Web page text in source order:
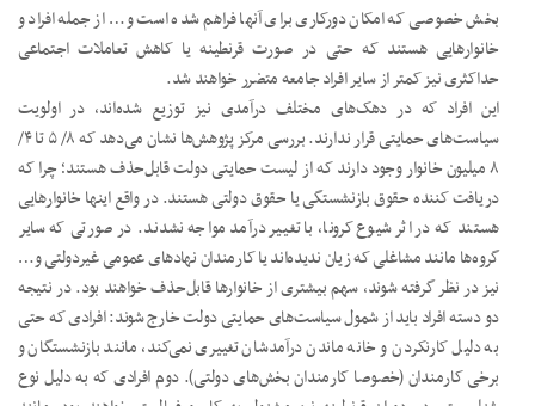
بخش خصوصی که امکان دورکاری برای آنها فراهم شده است و… از جمله افراد و
خانوارهایی هستند که حتی در صورت قرنطینه یا کاهش تعاملات اجتماعی
حداکثری نیز کمتر از سایر افراد جامعه متضرر خواهند شد.
این افراد که در دهک‌های مختلف درآمدی نیز توزیع شده‌اند، در اولویت
سیاست‌های حمایتی قرار ندارند. بررسی مرکز پژوهش‌ها نشان می‌دهد که ۸/ ۵ تا ۴/
۸ میلیون خانوار وجود دارند که از لیست حمایتی دولت قابل‌حذف هستند؛ چرا که
دریافت کننده حقوق بازنشستگی یا حقوق دولتی هستند. در واقع اینها خانوارهایی
هستند که در اثر شیوع کرونا، با تغییر درآمد مواجه نشدند. در صورتی که سایر
گروه‌ها مانند مشاغلی که زیان ندیده‌اند یا کارمندان نهادهای عمومی غیردولتی و…
نیز در نظر گرفته شوند، سهم بیشتری از خانوارها قابل‌حذف خواهند بود. در نتیجه
دو دسته افراد باید از شمول سیاست‌های حمایتی دولت خارج شوند: افرادی که حتی
به دلیل کارنکردن و خانه ماندن درآمدشان تغییری نمی‌کند، مانند بازنشستگان و
برخی کارمندان (خصوصا کارمندان بخش‌های دولتی). دوم افرادی که به دلیل نوع